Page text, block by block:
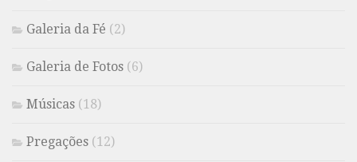
Galeria da Fé (2)
Galeria de Fotos (6)
Músicas (18)
Pregações (12)